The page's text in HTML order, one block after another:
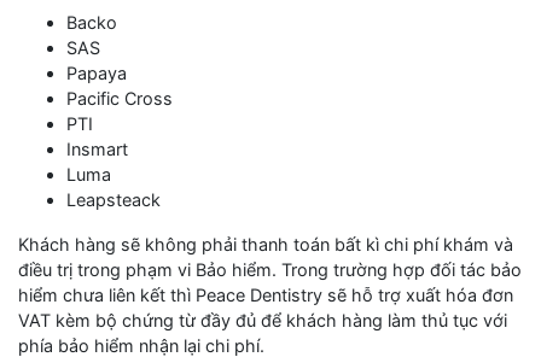
Backo
SAS
Papaya
Pacific Cross
PTI
Insmart
Luma
Leapsteack
Khách hàng sẽ không phải thanh toán bất kì chi phí khám và
điều trị trong phạm vi Bảo hiểm. Trong trường hợp đối tác bảo
hiểm chưa liên kết thì Peace Dentistry sẽ hỗ trợ xuất hóa đơn
VAT kèm bộ chứng từ đầy đủ để khách hàng làm thủ tục với
phía bảo hiểm nhận lại chi phí.